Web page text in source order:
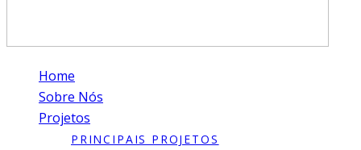
Home
Sobre Nós
Projetos
PRINCIPAIS PROJETOS